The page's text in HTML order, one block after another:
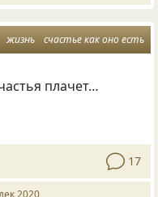
жизнь счастье как оно есть
плачет…
17
2020